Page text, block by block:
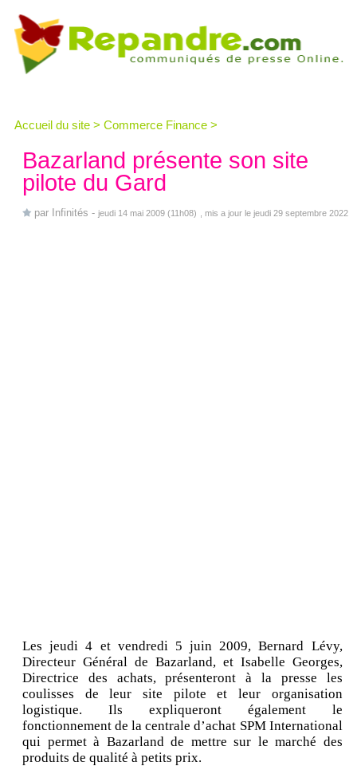
Accueil du site > Commerce Finance >
Bazarland présente son site
pilote du Gard
par Infinités - jeudi 14 mai 2009 (11h08) , mis a jour le jeudi 29 septembre 2022
Les jeudi 4 et vendredi 5 juin 2009, Bernard Lévy,
Directeur Général de Bazarland, et Isabelle Georges,
Directrice des achats, présenteront à la presse les
coulisses de leur site pilote et leur organisation
logistique. Ils expliqueront également le
fonctionnement de la centrale d’achat SPM International
qui permet à Bazarland de mettre sur le marché des
produits de qualité à petits prix.